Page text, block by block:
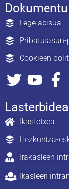
Lege abisua
Pribatutasun-
Cookieen
Ikastetxea
Hezkuntza-
Irakasleen
Ikasleen